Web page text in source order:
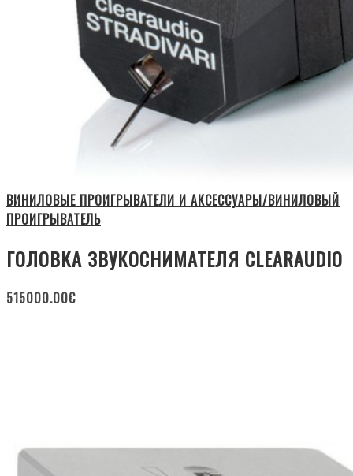
ВИНИЛОВЫЕ ПРОИГРЫВАТЕЛИ И АКСЕССУАРЫ/ВИНИЛОВЫЙ
ПРОИГРЫВАТЕЛЬ
ГОЛОВКА ЗВУКОСНИМАТЕЛЯ CLEARAUDIO
515000.00€